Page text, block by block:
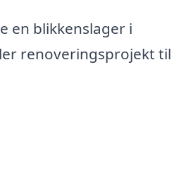
en blikkenslager i
renoveringsprojekt til